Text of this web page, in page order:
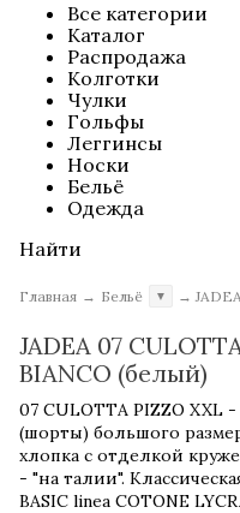
Все категории
Каталог
Распродажа
Колготки
Чулки
Гольфы
Леггинсы
Носки
Бельё
Одежда
Найти
Главная → Бельё ▼ →
JADEA 07
BIANCO (белый)
07 CULOTTA PIZZO XXL
(шорты) большого
хлопка с отделкой
- "на талии".
BASIC linea COTONE